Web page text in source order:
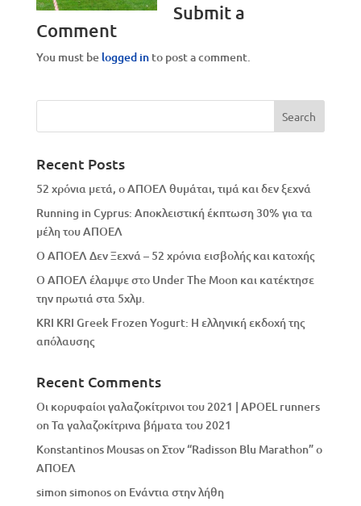
Submit a
Comment
You must be logged into post a comment.
Recent Posts
52 χρόνια μετά, ο ΑΠΟΕΛ θυμάται, τιμά και δεν ξεχνά
Running in Cyprus: Αποκλειστική έκπτωση 30% για τα
μέλη του ΑΠΟΕΛ
Ο ΑΠΟΕΛ Δεν Ξεχνά – 52 χρόνια εισβολής και κατοχής
Ο ΑΠΟΕΛ έλαμψε στο Under The Moon και κατέκτησε
την πρωτιά στα 5χλμ.
KRI KRI Greek Frozen Yogurt: Η ελληνική εκδοχή της
απόλαυσης
Recent Comments
Οι κορυφαίοι γαλαζοκίτρινοι του 2021 | APOEL runners
onΤα γαλαζοκίτρινα βήματα του 2021
Konstantinos MousasonΣτον “Radisson Blu Marathon” ο
ΑΠΟΕΛ
simon simonoson Eνάντια στην λήθη